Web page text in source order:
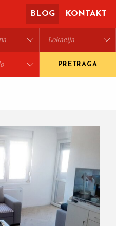
BLOG KONTAKT
PRETRAGA